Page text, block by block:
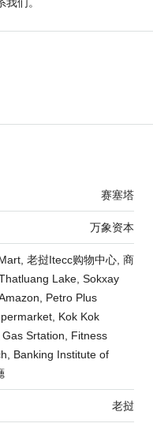
赛塞塔
万象资本
老挝Itecc购物中心, 商
Lake, Sokxay
Petro Plus
Kok Kok
Srtation, Fitness
Banking Institute of
老挝